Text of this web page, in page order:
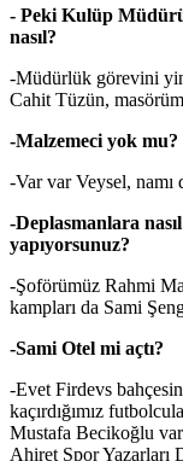
- Peki Kulüp
nasıl?
-Müdürlük görevini
Cahit Tüzün,
-Malzemeci yok mu?
-Var var Veysel, namı
-Deplasmanlara
yapıyorsunuz?
-Şoförümüz Rahmi
kampları da Sami
-Sami Otel mi açtı?
-Evet Firdevs
kaçırdığımız
Mustafa Becikoğlu
Ahiret Spor Yazarları